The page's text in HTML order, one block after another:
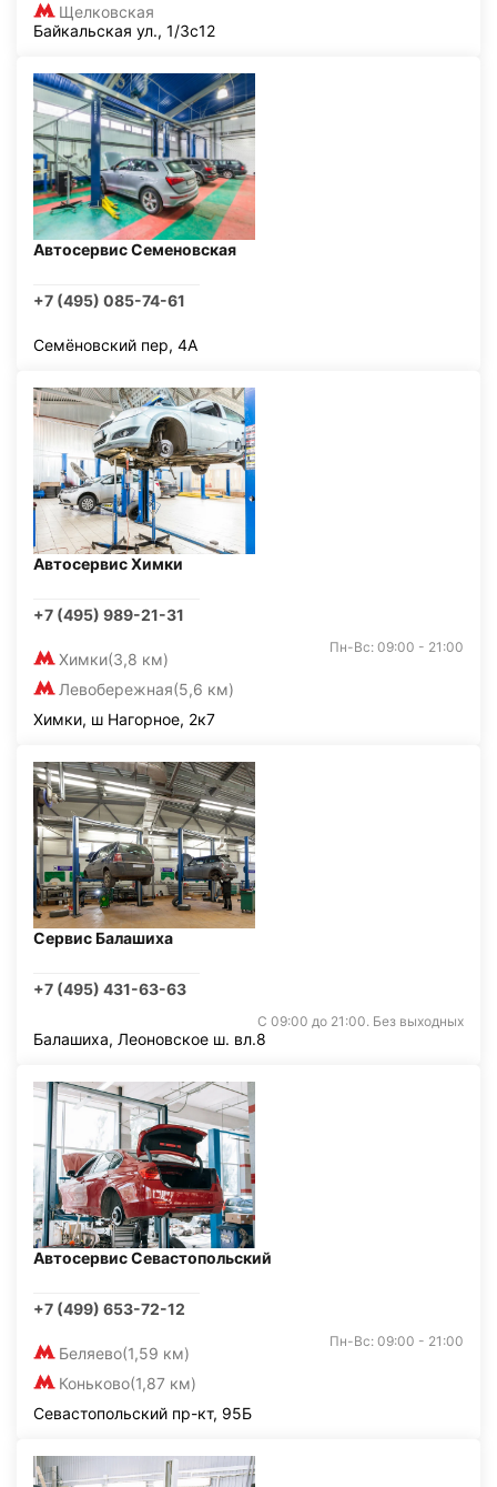
Щелковская
Байкальская ул., 1/3с12
Автосервис Семеновская
+7 (495) 085-74-61
Семёновский пер, 4А
Автосервис Химки
+7 (495) 989-21-31
Химки(3,8 км)
Левобережная(5,6 км)
Пн-Вс: 09:00 - 21:00
Химки, ш Нагорное, 2к7
Сервис Балашиха
+7 (495) 431-63-63
С 09:00 до 21:00. Без выходных
Балашиха, Леоновское ш. вл.8
Автосервис Севастопольский
+7 (499) 653-72-12
Беляево(1,59 км)
Коньково(1,87 км)
Пн-Вс: 09:00 - 21:00
Севастопольский пр-кт, 95Б